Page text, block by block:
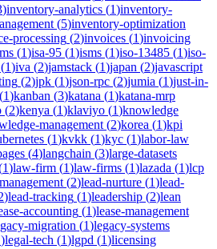
)inventory-analytics (1)inventory-
(5)inventory-optimization
processing (2)invoices (1)invoicing
(1)isa-95 (1)isms (1)iso-13485 (1)iso-
(1)iva (2)jamstack (1)japan (2)javascript
(2)jpk (1)json-rpc (2)jumia (1)just-in-
(1)kanban (3)katana (1)katana-mrp
(2)kenya (1)klaviyo (1)knowledge
management (2)korea (1)kpi
(1)kvkk (1)kyc (1)labor-law
(4)langchain (3)large-datasets
1)law-firm (1)law-firms (1)lazada (1)lcp
(2)lead-nurture (1)lead-
)lead-tracking (1)leadership (2)lean
accounting (1)lease-management
migration (1)legacy-systems
)legal-tech (1)lgpd (1)licensing